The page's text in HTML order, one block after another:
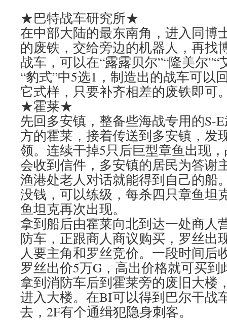
★巴特战车研究所★
在中部大陆的最东南角，进入同博
的废铁，交给旁边的机器人，再找
战车，可以在“露露贝尔”“隆美尔”“
“豹式”中5选1，制造出的战车可以
它式样，只要补齐相差的废铁即可
★霍莱★
先回多安镇，整备些海战专用的S-
方的霍莱，接着传送到多安镇，发
领。连续干掉5只后巨型章鱼出现
会收到信件，多安镇的居民为答谢
渔港处老人对话就能得到自己的船
没钱，可以练级，每杀四只章鱼坦
鱼坦克再次出现。
拿到船后由霍莱向北到达一处商人
防车，正跟商人商议购买，罗丝出
人要主角和罗丝竞价。一段时间后
罗丝出价5万G，高出价格就可买到
拿到消防车后到霍莱旁的废旧大楼
进入大楼。在BI可以得到巴尔干战
去，2F有个通缉犯隐身刺客。